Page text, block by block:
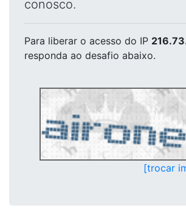
conosco.
Para liberar o acesso do IP
responda ao desafio abaixo.
[trocar